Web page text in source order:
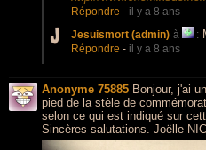
Répondre - il y a 8 ans
Jesuismort (admin) à :
Répondre - il y a 8 ans
Anonyme 75885 Bonjour, j'ai
pied de la stèle de
selon ce qui est indiqué sur
Sincères salutations. Joëlle